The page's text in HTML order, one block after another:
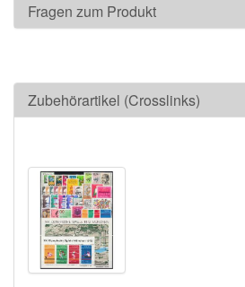
Fragen zum Produkt
Zubehörartikel (Crosslinks)